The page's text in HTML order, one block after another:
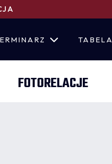
TABELA
FOTORELACJE